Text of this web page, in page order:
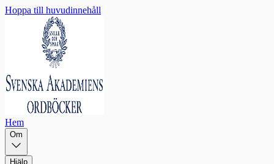
Hoppa till huvudinnehåll
Hem
Om
Hjälp